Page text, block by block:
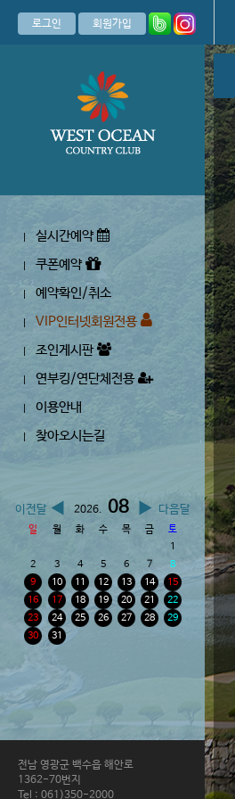
로그인 회원가입
실시간예약
쿠폰예약
예약확인/취소
VIP인터넷회원전용
조인게시판
연부킹/연단체전용
이용안내
찾아오시는길
이전달 ◀ 2026. 08▶ 다음달
일 월 화 수 목 금
토
1
2
3 4 5 6 7
8
9
10 11 12 13 14
15
16
17 18 19 20 21
22
23
24 25 26 27 28
29
30
31
전남 영광군 백수읍 해안로
1362-70번지
Tel : 061)350-2000